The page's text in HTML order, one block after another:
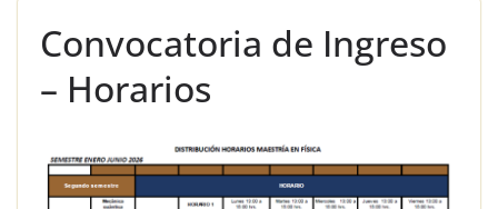
Convocatoria de Ingreso
– Horarios